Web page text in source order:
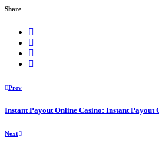
Share
Prev
Instant Payout Online Casino: Instant Payout
Next